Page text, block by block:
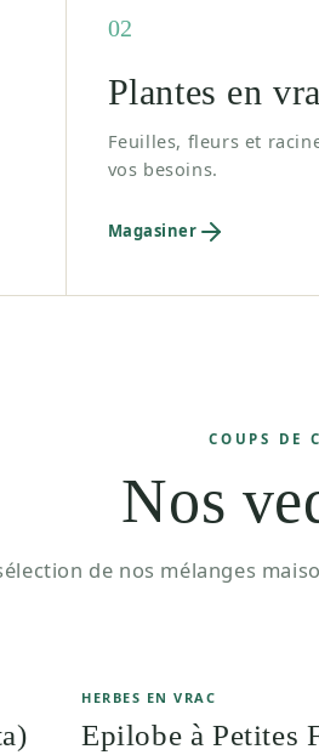
02
Plantes en
Feuilles, fleurs et
vos besoins.
Magasiner
COUPS DE
Nos
de nos mélanges
HERBES EN VRAC
Epilobe à Petites